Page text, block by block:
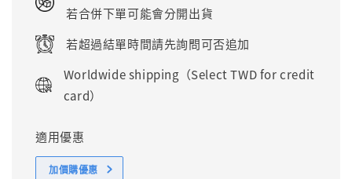
若合併下單可能會分開出貨
若超過結單時間請先詢問可否追加
Worldwide shipping（Select TWD for credit
card）
適用優惠
加價購優惠